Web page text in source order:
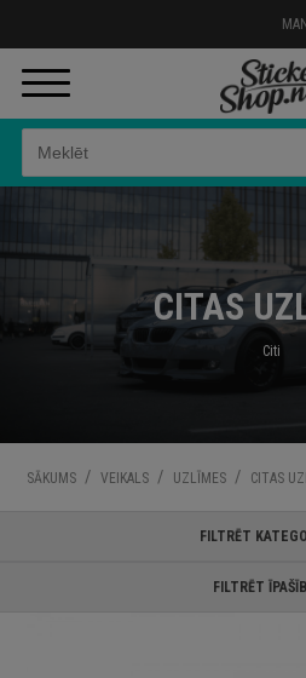
CITAS
Citi
SĀKUMS / VEIKALS / UZLĪMES / CITAS
FILTRĒT
FILTRĒT